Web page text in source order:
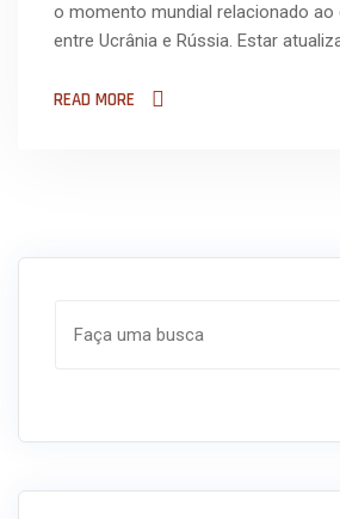
o momento mundial relacionado
entre Ucrânia e Rússia. Estar
READ MORE